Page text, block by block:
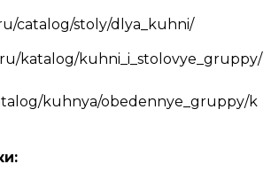
catalog/stoly/dlya_kuhni/
katalog/kuhni_i_stolovye_gruppy/
kuhnya/obedennye_gruppy/k